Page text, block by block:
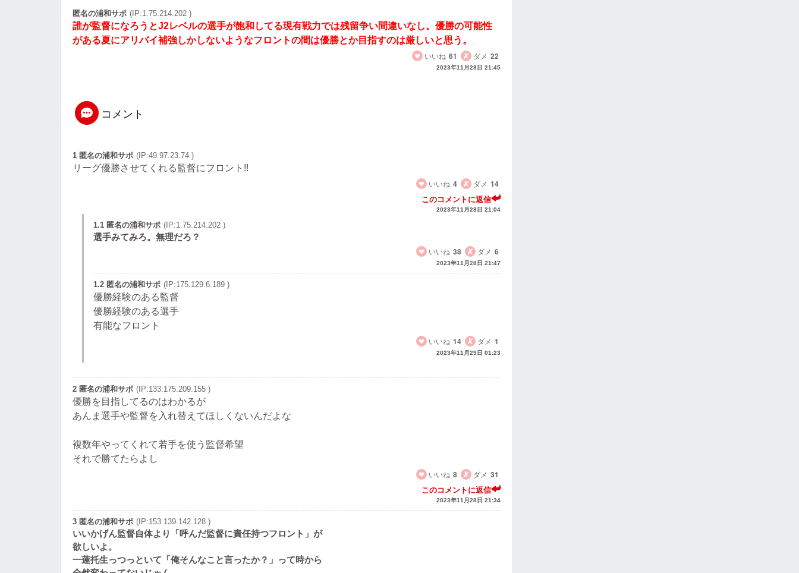
匿名の浦和サポ (IP:1.75.214.202 )
誰が監督になろうとJ2レベルの選手が飽和してる現有戦力では残留争い間違いなし。優勝の可能性
がある夏にアリバイ補強しかしないようなフロントの間は優勝とか目指すのは厳しいと思う。
いいね 61 ダメ 22
2023年11月28日 21:45
コメント
1 匿名の浦和サポ (IP:49.97.23.74 )
リーグ優勝させてくれる監督にフロント!!
いいね 4 ダメ 14
このコメントに返信
2023年11月28日 21:04
1.1 匿名の浦和サポ (IP:1.75.214.202 )
選手みてみろ。無理だろ？
いいね 38 ダメ 6
2023年11月28日 21:47
1.2 匿名の浦和サポ (IP:175.129.6.189 )
優勝経験のある監督
優勝経験のある選手
有能なフロント
いいね 14 ダメ 1
2023年11月29日 01:23
2 匿名の浦和サポ (IP:133.175.209.155 )
優勝を目指してるのはわかるが
あんま選手や監督を入れ替えてほしくないんだよな
複数年やってくれて若手を使う監督希望
それで勝てたらよし
いいね 8 ダメ 31
このコメントに返信
2023年11月28日 21:34
3 匿名の浦和サポ (IP:153.139.142.128 )
いいかげん監督自体より「呼んだ監督に責任持つフロント」が
欲しいよ。
一蓮托生っつっといて「俺そんなこと言ったか？」って時から